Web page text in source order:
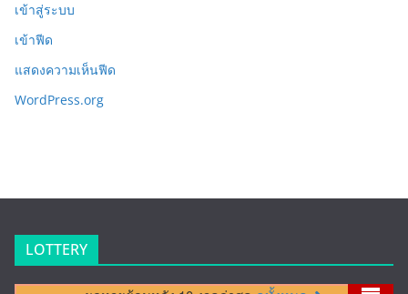
เข้าสู่ระบบ
เข้าฟีด
แสดงความเห็นฟีด
WordPress.org
LOTTERY